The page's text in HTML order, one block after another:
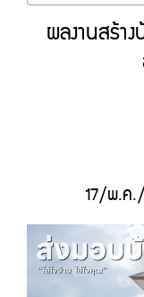
ผลงานสร้
17/พ.ค